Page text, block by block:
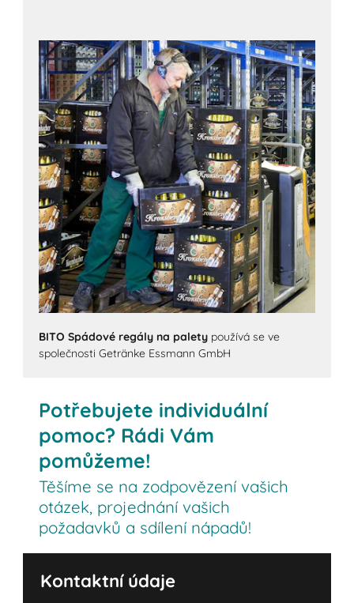
BITO Spádové regály na palety používá se ve
společnosti Getränke Essmann GmbH
Potřebujete individuální
pomoc? Rádi Vám
pomůžeme!
Těšíme se na zodpovězení vašich
otázek, projednání vašich
požadavků a sdílení nápadů!
Kontaktní údaje